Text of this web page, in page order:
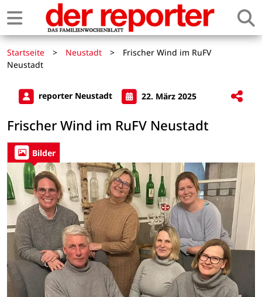
Startseite > Neustadt >
Frischer Wind im RuFV
Neustadt
reporter Neustadt 22. März 2025
Frischer Wind im RuFV Neustadt
Bilder